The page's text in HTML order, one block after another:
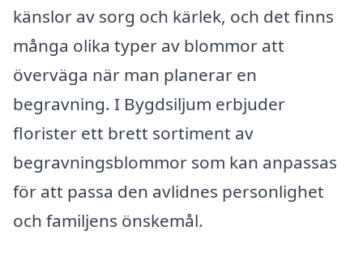
känslor av sorg och kärlek, och det finns
många olika typer av blommor att
överväga när man planerar en
begravning. I Bygdsiljum erbjuder
florister ett brett sortiment av
begravningsblommor som kan anpassas
för att passa den avlidnes personlighet
och familjens önskemål.